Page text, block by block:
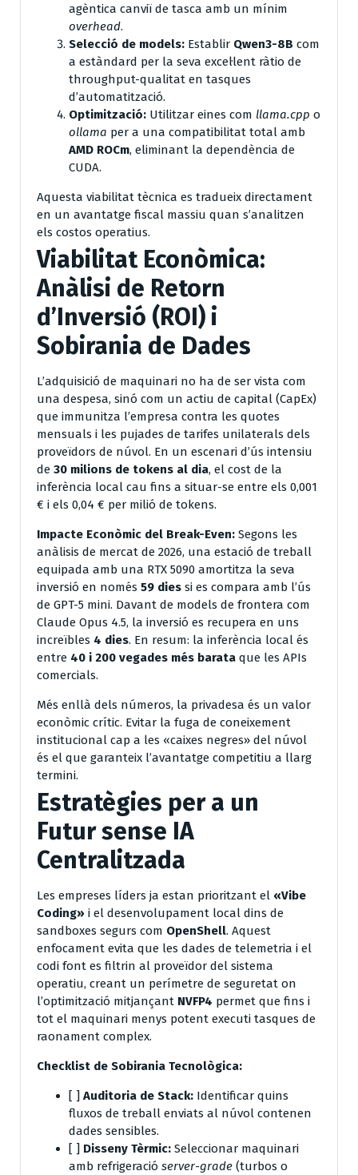
agèntica canviï de tasca amb un mínim
overhead.
Selecció de models: Establir Qwen3-8B com
a estàndard per la seva excel·lent ràtio de
throughput-qualitat en tasques
d’automatització.
Optimització: Utilitzar eines com llama.cpp o
ollama per a una compatibilitat total amb
AMD ROCm, eliminant la dependència de
CUDA.
Aquesta viabilitat tècnica es tradueix directament
en un avantatge fiscal massiu quan s’analitzen
els costos operatius.
Viabilitat Econòmica:
Anàlisi de Retorn
d’Inversió (ROI) i
Sobirania de Dades
L’adquisició de maquinari no ha de ser vista com
una despesa, sinó com un actiu de capital (CapEx)
que immunitza l’empresa contra les quotes
mensuals i les pujades de tarifes unilaterals dels
proveïdors de núvol. En un escenari d’ús intensiu
de 30 milions de tokens al dia, el cost de la
inferència local cau fins a situar-se entre els 0,001
€ i els 0,04 € per milió de tokens.
Impacte Econòmic del Break-Even: Segons les
anàlisis de mercat de 2026, una estació de treball
equipada amb una RTX 5090 amortitza la seva
inversió en només 59 dies si es compara amb l’ús
de GPT-5 mini. Davant de models de frontera com
Claude Opus 4.5, la inversió es recupera en uns
increïbles 4 dies. En resum: la inferència local és
entre 40 i 200 vegades més barata que les APIs
comercials.
Més enllà dels números, la privadesa és un valor
econòmic crític. Evitar la fuga de coneixement
institucional cap a les «caixes negres» del núvol
és el que garanteix l’avantatge competitiu a llarg
termini.
Estratègies per a un
Futur sense IA
Centralitzada
Les empreses líders ja estan prioritzant el «Vibe
Coding» i el desenvolupament local dins de
sandboxes segurs com OpenShell. Aquest
enfocament evita que les dades de telemetria i el
codi font es filtrin al proveïdor del sistema
operatiu, creant un perímetre de seguretat on
l’optimització mitjançant NVFP4 permet que fins i
tot el maquinari menys potent executi tasques de
raonament complex.
Checklist de Sobirania Tecnològica:
[ ] Auditoria de Stack: Identificar quins
fluxos de treball enviats al núvol contenen
dades sensibles.
[ ] Disseny Tèrmic: Seleccionar maquinari
amb refrigeració server-grade (turbos o